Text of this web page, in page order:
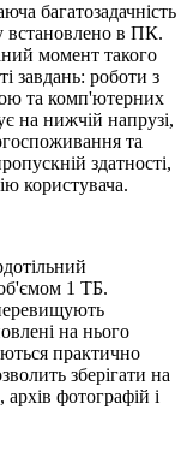
багатозадачність
встановлено в ПК.
момент такого
завдань: роботи з
та комп'ютерних
на нижчій напрузі,
та
здатності,
користувача.
1 ТБ.
на нього
практично
зберігати на
фотографій і